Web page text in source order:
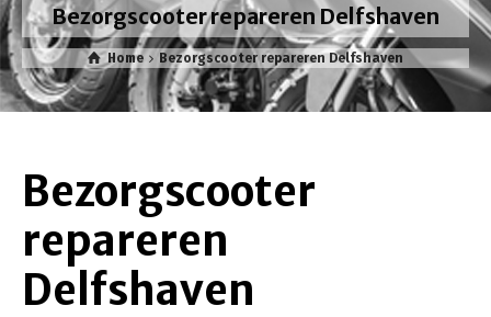
Bezorgscooter repareren Delfshaven
Home Bezorgscooter repareren Delfshaven
Bezorgscooter
repareren
Delfshaven